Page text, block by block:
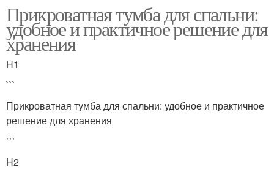
Прикроватная тумба для спальни:
удобное и практичное решение для
хранения
H1
```
Прикроватная тумба для спальни: удобное и практичное
решение для хранения
```
H2